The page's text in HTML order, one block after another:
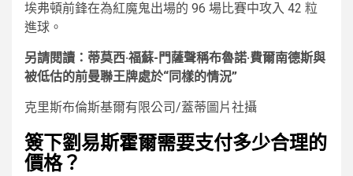
埃弗頓前鋒在為紅魔鬼出場的 96 場比賽中攻入 42 粒
進球。
另請閱讀：蒂莫西·福蘇-門薩聲稱布魯諾·費爾南德斯與
被低估的前曼聯王牌處於“同樣的情況”
克里斯布倫斯基爾有限公司/蓋蒂圖片社攝
簽下劉易斯霍爾需要支付多少合理的
價格？